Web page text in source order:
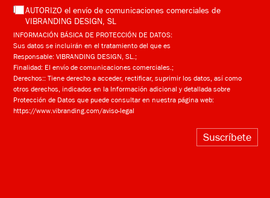
AUTORIZO el envío de comunicaciones comerciales de
VIBRANDING DESIGN, SL
INFORMACIÓN BÁSICA DE PROTECCIÓN DE DATOS:
Sus datos se incluirán en el tratamiento del que es
Responsable: VIBRANDING DESIGN, SL.;
Finalidad: El envío de comunicaciones comerciales.;
Derechos:: Tiene derecho a acceder, rectificar, suprimir los datos, así como
otros derechos, indicados en la Información adicional y detallada sobre
Protección de Datos que puede consultar en nuestra página web:
https://www.vibranding.com/aviso-legal
Suscríbete